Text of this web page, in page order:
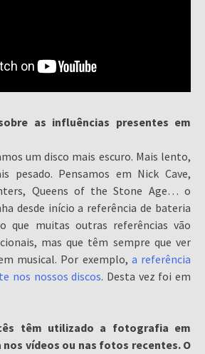
as influências presentes em
um disco mais escuro. Mais lento,
pesado. Pensamos em Nick Cave,
Queens of the Stone Age… o
desde início a referência de bateria
que muitas outras referências vão
mas que têm sempre que ver
musical. Por exemplo, a referência
nos nossos discos. Desta vez foi em
têm utilizado a fotografia em
vídeos ou nas fotos recentes. O